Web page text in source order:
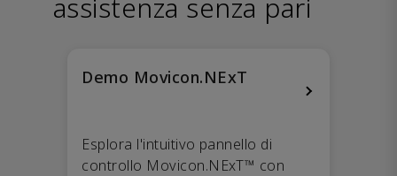
assistenza senza pari
Demo Movicon.NExT
Esplora l'intuitivo pannello di
controllo Movicon.NExT™ con